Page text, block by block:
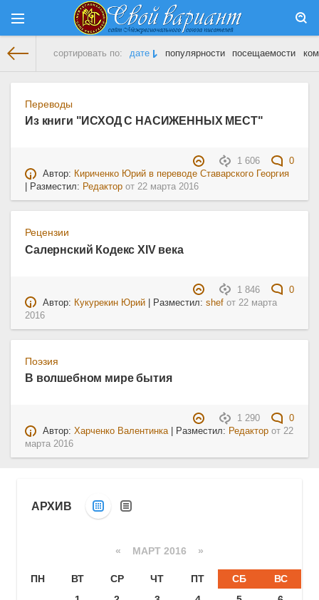
сортировать по: дате популярности посещаемости
Переводы
Из книги "ИСХОД С НАСИЖЕННЫХ МЕСТ"
1 606
0
Автор: Кириченко Юрий в переводе Ставарского Георгия
| Разместил: Редактор от 22 марта 2016
Рецензии
Салернский Кодекс XIV века
1 846
0
Автор: Кукурекин Юрий | Разместил:shef от22 марта
2016
Поэзия
В волшебном мире бытия
1 290
0
Автор:Харченко Валентинка| Разместил: Редактор от22
марта 2016
АРХИВ
« МАРТ 2016 »
ПН ВТ СР ЧТ ПТ СБ
ВС